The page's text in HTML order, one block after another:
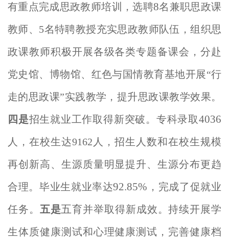
有重点完成思政教师培训，选聘8名兼职思政课
教师、5名特聘教授充实思政教师队伍，组织思
政课教师积极开展各级各类专题备课会，分赴
党史馆、博物馆、红色与国情教育基地开展“行
走的思政课”实践教学，提升思政课教学效果。
四是招生就业工作取得新突破。专科录取4036
人，在校生达9162人，招生人数和在校生规模
再创新高、生源质量明显提升、生源分布更趋
合理。毕业生就业率达92.85% ，完成了促就业
任务。 五是五育并举取得新成效。持续开展学
生体质健康测试和心理健康测试，完善健康档